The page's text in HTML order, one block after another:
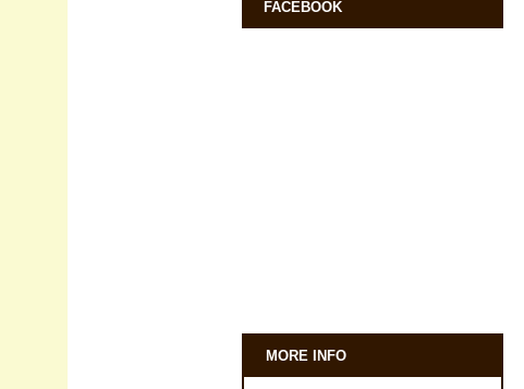
FACEBOOK
MORE INFO